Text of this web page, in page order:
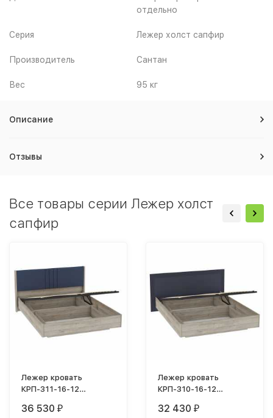
отдельно
Серия Лежер холст сапфир
Производитель Сантан
Вес 95 кг
Описание
Отзывы
Все товары серии Лежер холст
сапфир
Лежер кровать
КРП-311-16-12
серый / ткань Missoni
36 530 ₽
Лежер кровать
КРП-310-16-12
серый / холст
32 430 ₽